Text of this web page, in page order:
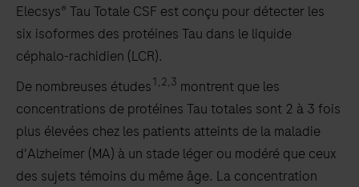
Elecsys® Tau Totale CSF est conçu pour détecter les
six isoformes des protéines Tau dans le liquide
céphalo-rachidien (LCR).
De nombreuses études1,2,3 montrent que les
concentrations de protéines Tau totales sont 2 à 3 fois
plus élevées chez les patients atteints de la maladie
d'Alzheimer (MA) à un stade léger ou modéré que ceux
des sujets témoins du même âge. La concentration